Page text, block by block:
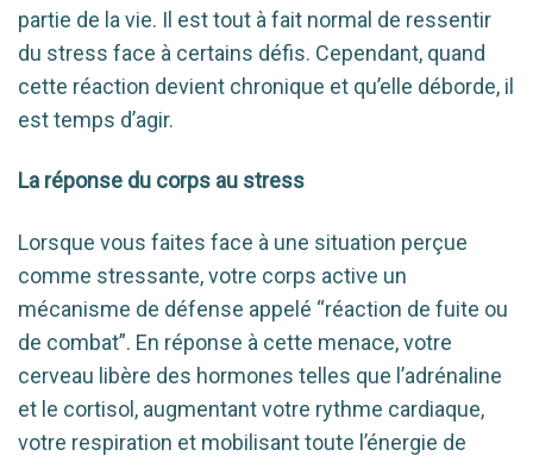
partie de la vie. Il est tout à fait normal de ressentir
du stress face à certains défis. Cependant, quand
cette réaction devient chronique et qu’elle déborde, il
est temps d’agir.
La réponse du corps au stress
Lorsque vous faites face à une situation perçue
comme stressante, votre corps active un
mécanisme de défense appelé “réaction de fuite ou
de combat”. En réponse à cette menace, votre
cerveau libère des hormones telles que l’adrénaline
et le cortisol, augmentant votre rythme cardiaque,
votre respiration et mobilisant toute l’énergie de